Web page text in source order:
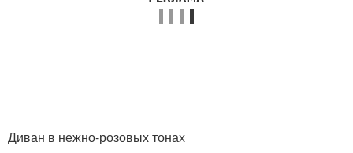
Диван в нежно-розовых тонах